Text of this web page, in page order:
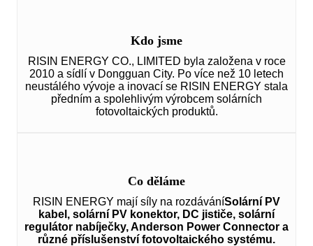
Kdo jsme
RISIN ENERGY CO., LIMITED byla založena v roce
2010 a sídlí v Dongguan City. Po více než 10 letech
neustálého vývoje a inovací se RISIN ENERGY stala
předním a spolehlivým výrobcem solárních
fotovoltaických produktů.
Co děláme
RISIN ENERGY mají síly na rozdáváníSolární PV
kabel, solární PV konektor, DC jističe, solární
regulátor nabíječky, Anderson Power Connector a
různé příslušenství fotovoltaického systému.